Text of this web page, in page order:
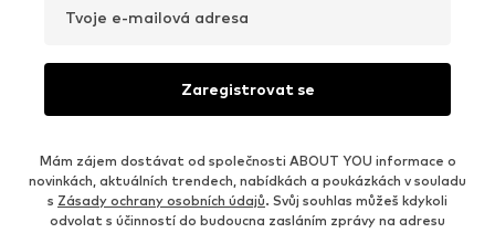
Tvoje e-mailová adresa
Zaregistrovat se
Mám zájem dostávat od společnosti ABOUT YOU informace o
novinkách, aktuálních trendech, nabídkách a poukázkách v souladu
s Zásady ochrany osobních údajů. Svůj souhlas můžeš kdykoli
odvolat s účinností do budoucna zasláním zprávy na adresu